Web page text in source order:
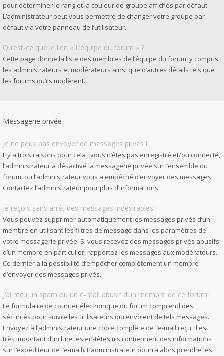
pour déterminer le rang et la couleur de groupe affichés par défaut.
L’administrateur peut vous permettre de changer votre groupe par
défaut via votre panneau de l’utilisateur.
Qu’est-ce que le lien « L’équipe du forum » ?
Cette page donne la liste des membres de l’équipe du forum, y compris
les administrateurs et modérateurs ainsi que d’autres détails tels que
les forums qu’ils modèrent.
Messagerie privée
Je ne peux pas envoyer de messages privés !
Il y a trois raisons pour cela : vous n’êtes pas enregistré et/ou connecté,
l’administrateur a désactivé la messagerie privée sur l’ensemble du
forum, ou l’administrateur vous a empêché d’envoyer des messages.
Contactez l’administrateur pour plus d’informations.
Je reçois sans arrêt des messages indésirables !
Vous pouvez supprimer automatiquement les messages privés d’un
membre en utilisant les filtres de message dans les paramètres de
votre messagerie privée. Si vous recevez des messages privés abusifs
d’un membre en particulier, rapportez les messages aux modérateurs.
Ce dernier a la possibilité d’empêcher complètement un membre
d’envoyer des messages privés.
J’ai reçu un spam ou un e-mail abusif d’un membre de ce forum !
Le formulaire de courrier électronique du forum comprend des
sécurités pour suivre les utilisateurs qui envoient de tels messages.
Envoyez à l’administrateur une copie complète de l’e-mail reçu. Il est
très important d’inclure les en-têtes (ils contiennent des informations
sur l’expéditeur de l’e-mail). L’administrateur pourra alors prendre les